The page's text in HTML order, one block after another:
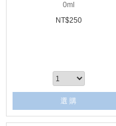
0ml
NT$250
選 購